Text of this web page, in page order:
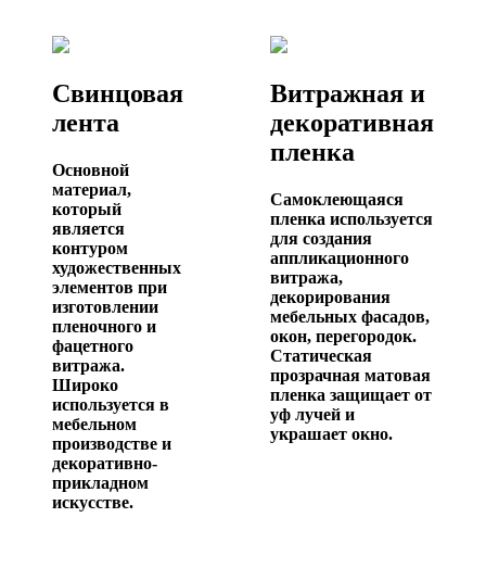
Свинцовая
лента
Основной
материал,
который
является
контуром
художественных
элементов при
изготовлении
пленочного и
фацетного
витража.
Широко
используется в
мебельном
производстве и
декоративно-
прикладном
искусстве.
Витражная и
декоративная
пленка
Самоклеющаяся
пленка используется
для создания
аппликационного
витража,
декорирования
мебельных фасадов,
окон, перегородок.
Статическая
прозрачная матовая
пленка защищает от
уф лучей и
украшает окно.